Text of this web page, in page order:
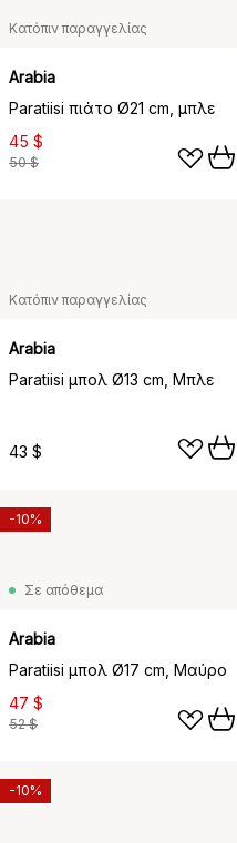
Κατόπιν παραγγελίας
Arabia
Paratiisi πιάτο Ø21 cm, μπλε
45 $
50 $
Κατόπιν παραγγελίας
Arabia
Paratiisi μπολ Ø13 cm, Μπλε
43 $
Σε απόθεμα
Arabia
Paratiisi μπολ Ø17 cm, Μαύρο
47 $
52 $
-10%
-10%